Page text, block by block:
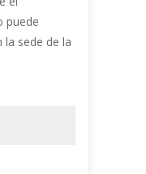
puede
la sede de la